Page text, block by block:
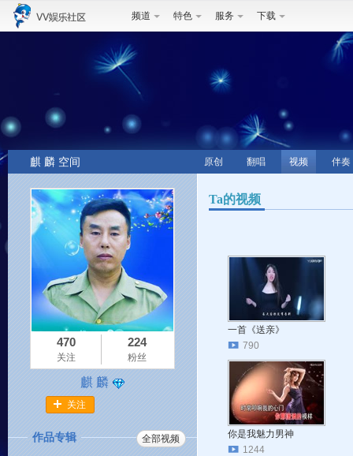
频道 特色 服务 下载
麒 麟 空间 原创 翻唱 视频 伴奏
470
关注
224
粉丝
麒 麟
关注
作品专辑 全部视频
Ta的视频
一首《送亲》
790
你是我魅力男神
1244